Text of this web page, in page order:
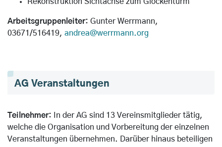
Arbeitsgruppenleiter: Gunter Werrmann,
03671/516419, andrea@werrmann.org
AG Veranstaltungen
Teilnehmer:
In der AG sind 13 Vereinsmitglieder tätig,
welche die Organisation und Vorbereitung der einzelnen
Veranstaltungen übernehmen. Darüber hinaus beteiligen